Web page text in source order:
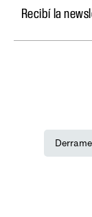
Recibí la